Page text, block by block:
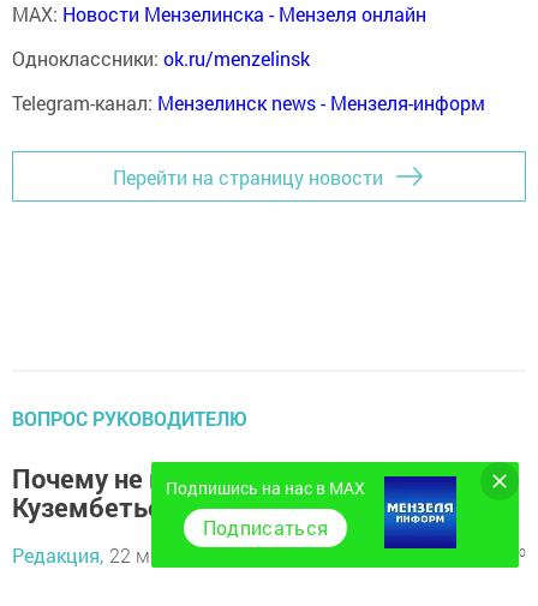
MAX: Новости Мензелинска - Мензеля онлайн
Одноклассники: ok.ru/menzelinsk
Telegram-канал: Мензелинск news - Мензеля-информ
Перейти на страницу новости
ВОПРОС РУКОВОДИТЕЛЮ
Почему не вывозят весь мусор с
Кузембетьево?
Редакция, 22 мая 2017 - 08:21 1544 0
Подпишись на нас в MAX
Подписаться